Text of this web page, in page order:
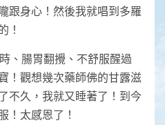
跟身心！然後我就唱到多羅
！
、腸胃翻攪、不舒服醒過
！觀想幾次藥師佛的甘露滋
不久，我就又睡著了！到今
！太感恩了！